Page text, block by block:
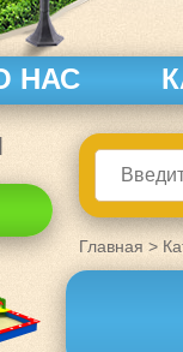
НАС
Главная >